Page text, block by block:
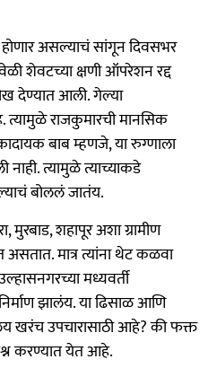
होणार असल्याचं सांगून दिवसभर
शेवटच्या क्षणी ऑपरेशन रद्द
देण्यात आली. गेल्या
त्यामुळे राजकुमारची मानसिक
बाब म्हणजे, या रुग्णाला
त्यामुळे त्याच्याकडे
बोललं जातंय.
मुरबाड, शहापूर अशा ग्रामीण
मात्र त्यांना थेट कळवा
मध्यवर्ती
झालंय. या ढिसाळ आणि
खरंच उपचारासाठी आहे? की फक्त
करण्यात येत आहे.